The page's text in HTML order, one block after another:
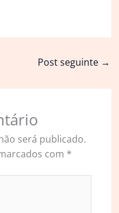
Post seguinte →
será publicado.
com *